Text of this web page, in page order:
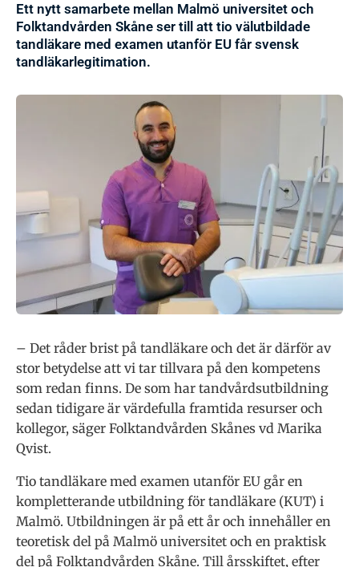
Ett nytt samarbete mellan Malmö universitet och
Folktandvården Skåne ser till att tio välutbildade
tandläkare med examen utanför EU får svensk
tandläkarlegitimation.
– Det råder brist på tandläkare och det är därför av
stor betydelse att vi tar tillvara på den kompetens
som redan finns. De som har tandvårdsutbildning
sedan tidigare är värdefulla framtida resurser och
kollegor, säger Folktandvården Skånes vd Marika
Qvist.
Tio tandläkare med examen utanför EU går en
kompletterande utbildning för tandläkare (KUT) i
Malmö. Utbildningen är på ett år och innehåller en
teoretisk del på Malmö universitet och en praktisk
del på Folktandvården Skåne. Till årsskiftet, efter